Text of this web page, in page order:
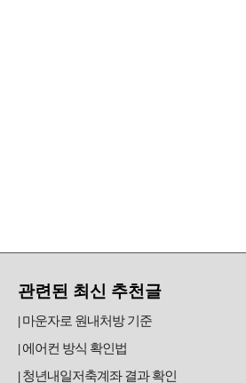
관련된 최신 추천글
마운자로 원내처방 기준
에어컨 방식 확인법
청년내일저축계좌 결과 확인